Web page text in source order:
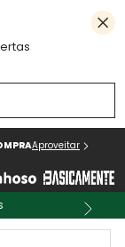
Aproveitar